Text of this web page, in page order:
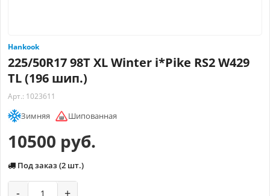
Hankook
225/50R17 98T XL Winter i*Pike RS2 W429
TL (196 шип.)
Арт.: 1023611
Зимняя Шипованная
10500 руб.
Под заказ (2 шт.)